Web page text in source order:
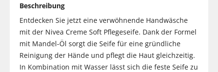
Beschreibung
Entdecken Sie jetzt eine verwöhnende Handwäsche
mit der Nivea Creme Soft Pflegeseife. Dank der Formel
mit Mandel-Öl sorgt die Seife für eine gründliche
Reinigung der Hände und pflegt die Haut gleichzeitig.
In Kombination mit Wasser lässt sich die feste Seife zu